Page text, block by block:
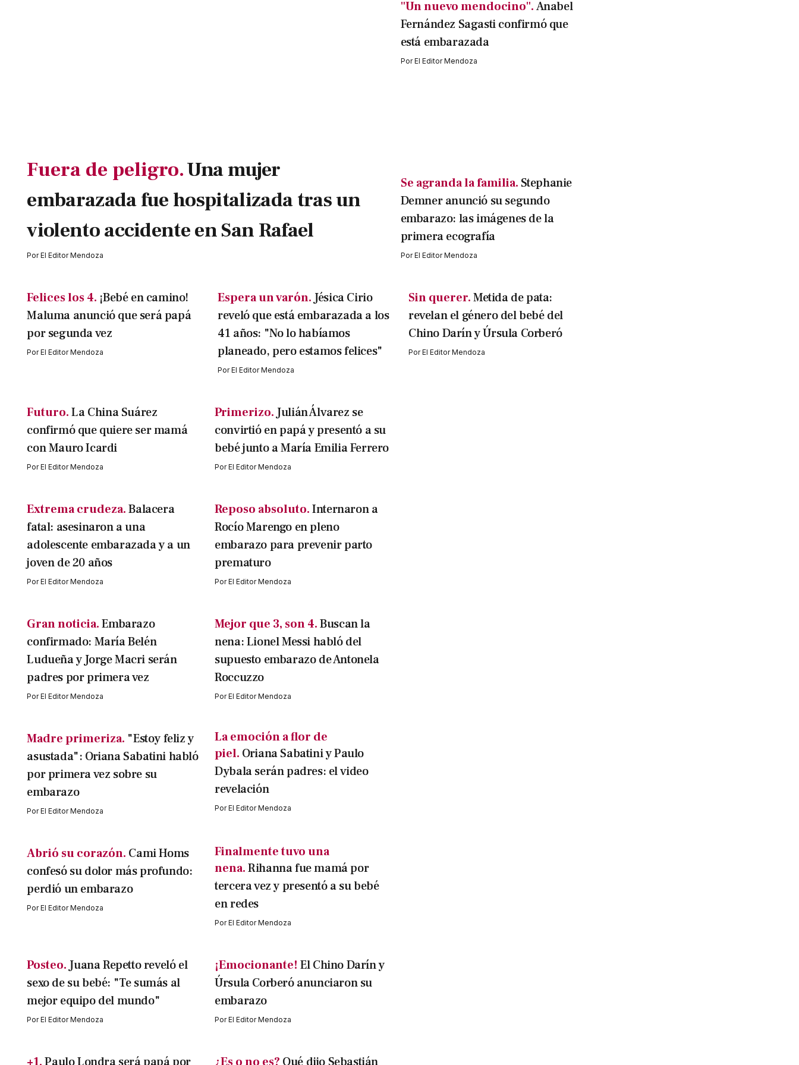
Fuera de peligro.Una mujer
embarazada fue hospitalizada tras un
violento accidente en San Rafael
PorEl Editor Mendoza
"Un nuevo mendocino".Anabel
Fernández Sagasti confirmó que
está embarazada
PorEl Editor Mendoza
Se agranda la familia. Stephanie
Demner anunció su segundo
embarazo: las imágenes de la
primera ecografía
PorEl Editor Mendoza
Felices los 4. ¡Bebé en camino!
Maluma anunció que será papá
por segunda vez
PorEl Editor Mendoza
Espera un varón. Jésica Cirio
reveló que está embarazada a los
41 años: "No lo habíamos
planeado, pero estamos felices"
PorEl Editor Mendoza
Sin querer.Metida de pata:
revelan el género del bebé del
Chino Darín y Úrsula Corberó
PorEl Editor Mendoza
Futuro. La China Suárez
confirmó que quiere ser mamá
con Mauro Icardi
PorEl Editor Mendoza
Primerizo. Julián Álvarez se
convirtió en papá y presentó a su
bebé junto a María Emilia Ferrero
PorEl Editor Mendoza
Extrema crudeza. Balacera
fatal: asesinaron a una
adolescente embarazada y a un
joven de 20 años
PorEl Editor Mendoza
Reposo absoluto.Internaron a
Rocío Marengo en pleno
embarazo para prevenir parto
prematuro
PorEl Editor Mendoza
Gran noticia. Embarazo
confirmado: María Belén
Ludueña y Jorge Macri serán
padres por primera vez
PorEl Editor Mendoza
Mejor que 3, son 4.Buscan la
nena: Lionel Messi habló del
supuesto embarazo de Antonela
Roccuzzo
PorEl Editor Mendoza
Madre primeriza. "Estoy feliz y
asustada": Oriana Sabatini habló
por primera vez sobre su
embarazo
PorEl Editor Mendoza
La emoción a flor de
piel. Oriana Sabatini y Paulo
Dybala serán padres: el video
revelación
PorEl Editor Mendoza
Abrió su corazón. Cami Homs
confesó su dolor más profundo:
perdió un embarazo
PorEl Editor Mendoza
Finalmente tuvo una
nena.Rihanna fue mamá por
tercera vez y presentó a su bebé
en redes
PorEl Editor Mendoza
Posteo. Juana Repetto reveló el
sexo de su bebé: "Te sumás al
mejor equipo del mundo"
PorEl Editor Mendoza
¡Emocionante! El Chino Darín y
Úrsula Corberó anunciaron su
embarazo
PorEl Editor Mendoza